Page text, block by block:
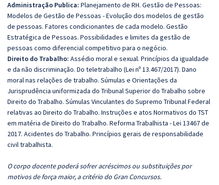
Administração Publica: Planejamento de RH. Gestão de Pessoas:
Modelos de Gestão de Pessoas - Evolução dos modelos de gestão
de pessoas. Fatores condicionantes de cada modelo. Gestão
Estratégica de Pessoas. Possibilidades e limites da gestão de
pessoas como diferencial competitivo para o negócio.
Direito do Trabalho: Assédio moral e sexual. Princípios da igualdade
e da não discriminação. Do teletrabalho (Lei nº 13.467/2017). Dano
moral nas relações de trabalho. Súmulas e Orientações da
Jurisprudência uniformizada do Tribunal Superior do Trabalho sobre
Direito do Trabalho. Súmulas Vinculantes do Supremo Tribunal Federal
relativas ao Direito do Trabalho. Instruções e atos Normativos do TST
em matéria de Direito do Trabalho. Reforma Trabalhista - Lei 13467 de
2017. Acidentes do Trabalho. Princípios gerais de responsabilidade
civil trabalhista.
O corpo docente poderá sofrer acréscimos ou substituições por
motivos de força maior, a critério do Gran Concursos.